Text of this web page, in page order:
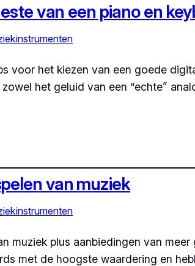
van een piano en
voor het kiezen van een goede
het geluid van een “echte”
van muziek
muziek plus aanbiedingen van
met de hoogste waardering en